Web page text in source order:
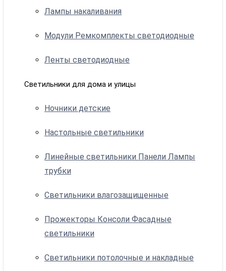
Лампы накаливания
Модули Ремкомплекты светодиодные
Ленты светодиодные
Светильники для дома и улицы
Ночники детские
Настольные светильники
Линейные светильники Панели Лампы
трубки
Светильники влагозащищенные
Прожекторы Консоли Фасадные
светильники
Светильники потолочные и накладные